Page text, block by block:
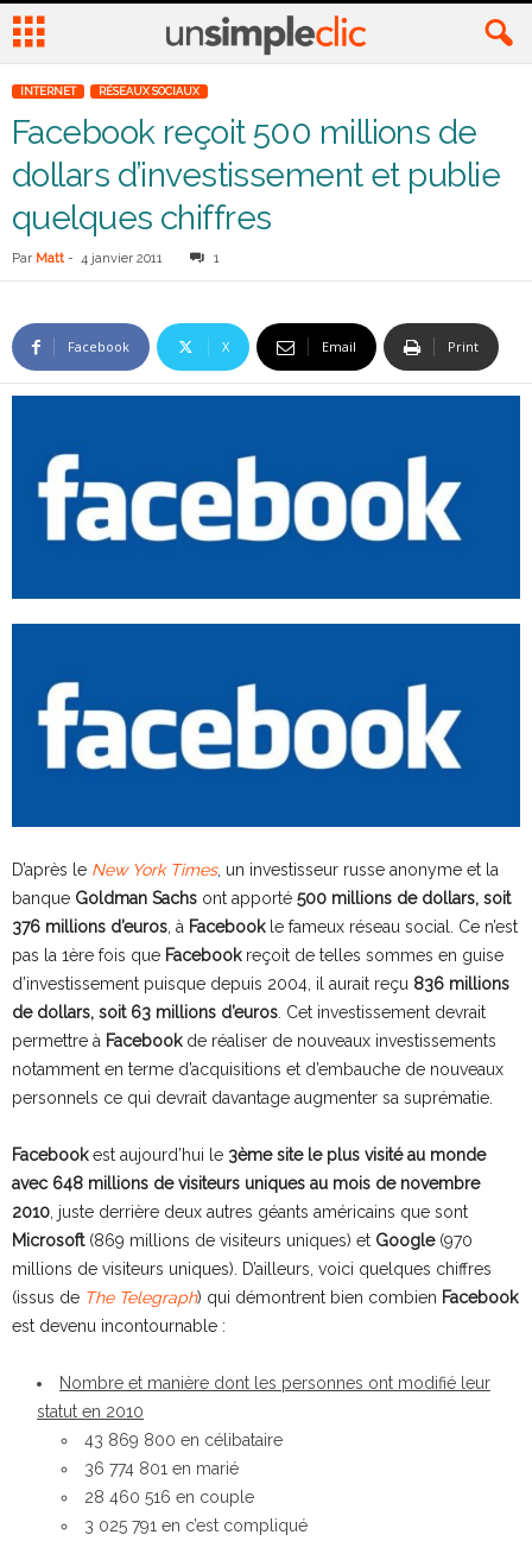
INTERNET RÉSEAUX SOCIAUX
Facebook reçoit 500 millions de
dollars d’investissement et publie
quelques chiffres
Par Matt - 4 janvier 2011 1
Facebook X Email Print
D’après le New York Times, un investisseur russe anonyme et la
banque Goldman Sachs ont apporté 500 millions de dollars, soit
376 millions d’euros, à Facebook le fameux réseau social. Ce n’est
pas la 1ère fois que Facebook reçoit de telles sommes en guise
d’investissement puisque depuis 2004, il aurait reçu 836 millions
de dollars, soit 63 millions d’euros. Cet investissement devrait
permettre à Facebook de réaliser de nouveaux investissements
notamment en terme d’acquisitions et d’embauche de nouveaux
personnels ce qui devrait davantage augmenter sa suprématie.
Facebookest aujourd’hui le 3ème site le plus visité au monde
avec 648 millions de visiteurs uniques au mois de novembre
2010, juste derrière deux autres géants américains que sont
Microsoft (869 millions de visiteurs uniques) et Google (970
millions de visiteurs uniques). D’ailleurs, voici quelques chiffres
(issus de The Telegraph) qui démontrent bien combien Facebook
est devenu incontournable :
Nombre et manière dont les personnes ont modifié leur
statut en 2010
43 869 800 en célibataire
36 774 801 en marié
28 460 516 en couple
3 025 791 en c’est compliqué